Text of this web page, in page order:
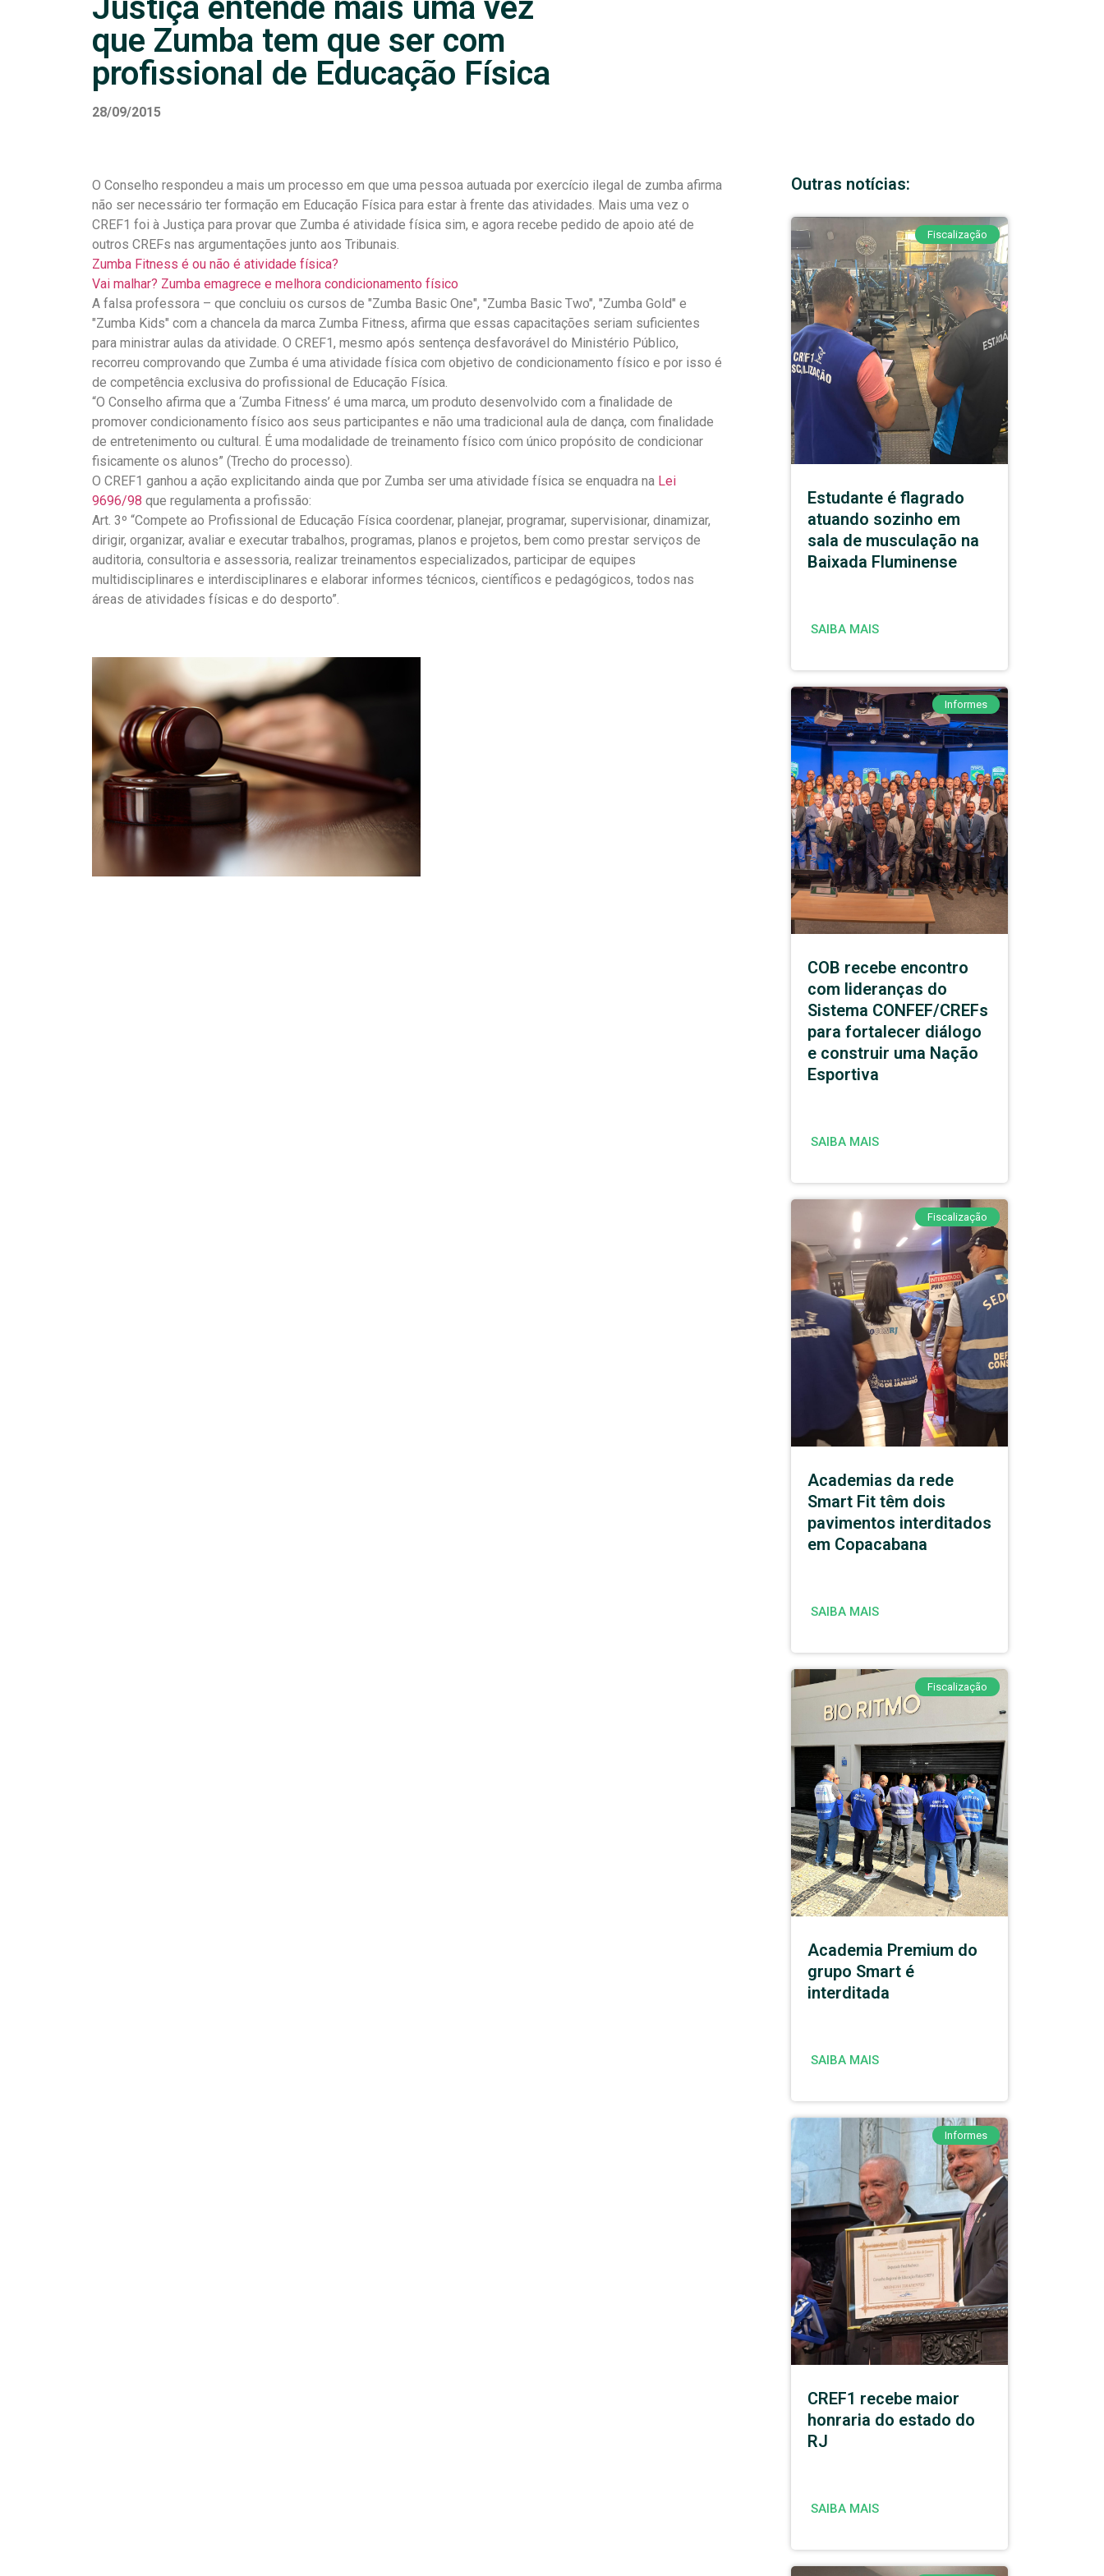
Justiça entende mais uma vez
que Zumba tem que ser com
profissional de Educação Física
28/09/2015
O Conselho respondeu a mais um processo em que uma pessoa autuada por exercício ilegal de zumba afirma
não ser necessário ter formação em Educação Física para estar à frente das atividades. Mais uma vez o
CREF1 foi à Justiça para provar que Zumba é atividade física sim, e agora recebe pedido de apoio até de
outros CREFs nas argumentações junto aos Tribunais.
Zumba Fitness é ou não é atividade física?
Vai malhar? Zumba emagrece e melhora condicionamento físico
A falsa professora – que concluiu os cursos de "Zumba Basic One", "Zumba Basic Two", "Zumba Gold" e
"Zumba Kids" com a chancela da marca Zumba Fitness, afirma que essas capacitações seriam suficientes
para ministrar aulas da atividade. O CREF1, mesmo após sentença desfavorável do Ministério Público,
recorreu comprovando que Zumba é uma atividade física com objetivo de condicionamento físico e por isso é
de competência exclusiva do profissional de Educação Física.
“O Conselho afirma que a ‘Zumba Fitness’ é uma marca, um produto desenvolvido com a finalidade de
promover condicionamento físico aos seus participantes e não uma tradicional aula de dança, com finalidade
de entretenimento ou cultural. É uma modalidade de treinamento físico com único propósito de condicionar
fisicamente os alunos” (Trecho do processo).
O CREF1 ganhou a ação explicitando ainda que por Zumba ser uma atividade física se enquadra na Lei
9696/98 que regulamenta a profissão:
Art. 3º “Compete ao Profissional de Educação Física coordenar, planejar, programar, supervisionar, dinamizar,
dirigir, organizar, avaliar e executar trabalhos, programas, planos e projetos, bem como prestar serviços de
auditoria, consultoria e assessoria, realizar treinamentos especializados, participar de equipes
multidisciplinares e interdisciplinares e elaborar informes técnicos, científicos e pedagógicos, todos nas
áreas de atividades físicas e do desporto”.
Outras notícias:
Fiscalização
Estudante é flagrado
atuando sozinho em
sala de musculação na
Baixada Fluminense
SAIBA MAIS
Informes
COB recebe encontro
com lideranças do
Sistema CONFEF/CREFs
para fortalecer diálogo
e construir uma Nação
Esportiva
SAIBA MAIS
Fiscalização
Academias da rede
Smart Fit têm dois
pavimentos interditados
em Copacabana
SAIBA MAIS
Fiscalização
Academia Premium do
grupo Smart é
interditada
SAIBA MAIS
Informes
CREF1 recebe maior
honraria do estado do
RJ
SAIBA MAIS